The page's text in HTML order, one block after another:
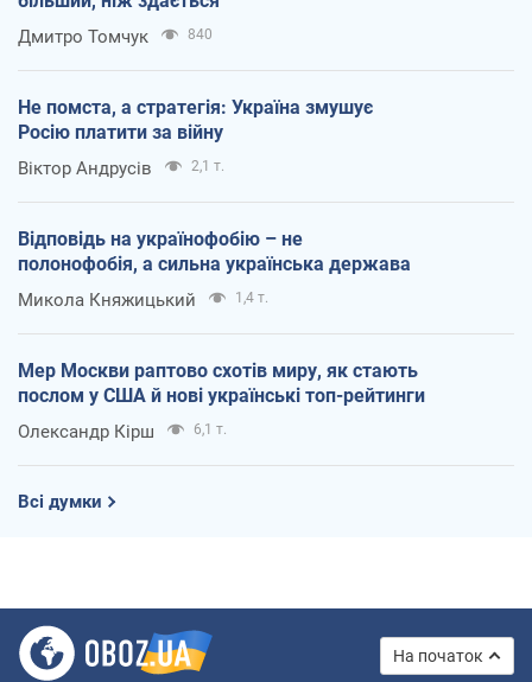
Дмитро Томчук 840
Не помста, а стратегія: Україна змушує
Росію платити за війну
Віктор Андрусів 2,1 т.
Відповідь на українофобію – не
полонофобія, а сильна українська держава
Микола Княжицький 1,4 т.
Мер Москви раптово схотів миру, як стають
послом у США й нові українські топ-рейтинги
Олександр Кірш 6,1 т.
Всі думки
На початок